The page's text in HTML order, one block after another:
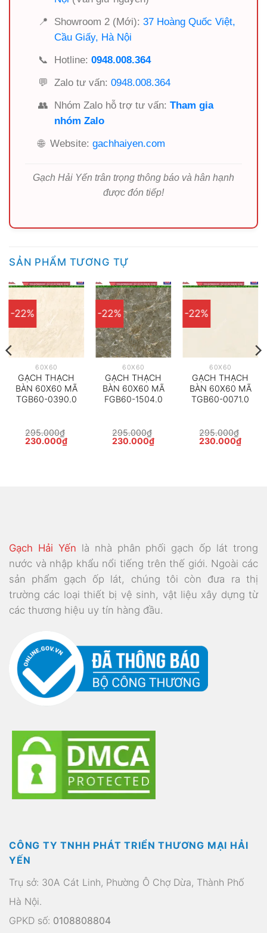
📍
Showroom 2 (Mới): 37 Hoàng Quốc Việt,
Cầu Giấy, Hà Nội
📞
Hotline: 0948.008.364
💬
Zalo tư vấn: 0948.008.364
👥
Nhóm Zalo hỗ trợ tư vấn: Tham gia
nhóm Zalo
🌐 Website: gachhaiyen.com
Gạch Hải Yến trân trọng thông báo và hân hạnh
được đón tiếp!
SẢN PHẨM TƯƠNG TỰ
-22%
60X60
GẠCH THẠCH
BÀN 60X60 MÃ
TGB60-0390.0
295.000₫
Giá
230.000₫Giá
-22%
60X60
GẠCH THẠCH
BÀN 60X60 MÃ
FGB60-1504.0
295.000₫
Giá
230.000₫Giá
-22%
60X60
GẠCH THẠCH
BÀN 60X60 MÃ
TGB60-0071.0
295.000₫
Giá
230.000₫Giá
Gạch Hải Yến là nhà phân phối gạch ốp lát trong
nước và nhập khẩu nổi tiếng trên thế giới. Ngoài các
sản phẩm gạch ốp lát, chúng tôi còn đưa ra thị
trường các loại thiết bị vệ sinh, vật liệu xây dựng từ
các thương hiệu uy tín hàng đầu.
CÔNG TY TNHH PHÁT TRIỂN THƯƠNG MẠI HẢI
YẾN
Trụ sở: 30A Cát Linh, Phường Ô Chợ Dừa, Thành Phố
Hà Nội.
GPKD số: 0108808804